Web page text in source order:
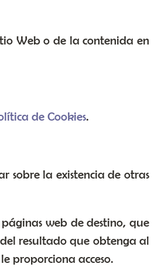
Web o de la contenida en
de Cookies.
sobre la existencia de otras
web de destino, que
resultado que obtenga al
proporciona acceso.